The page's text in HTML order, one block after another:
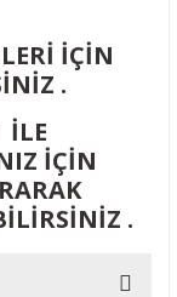
İÇİN
.
İLE
İÇİN
.